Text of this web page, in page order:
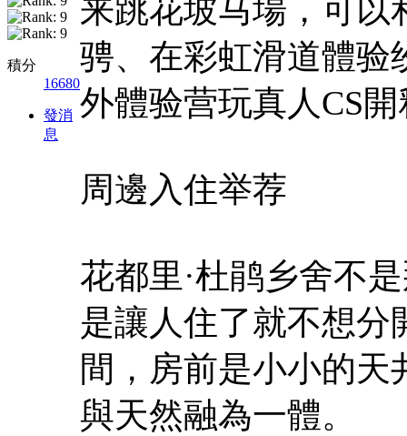
積分
16680
發消
息
来跳花坡马場，可以
骋、在彩虹滑道體验
外體验营玩真人CS
周邊入住举荐
花都里·杜鹃乡舍不
是讓人住了就不想分
間，房前是小小的
與天然融為一體。